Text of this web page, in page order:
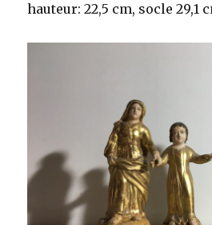
hauteur: 22,5 cm, socle 29,1